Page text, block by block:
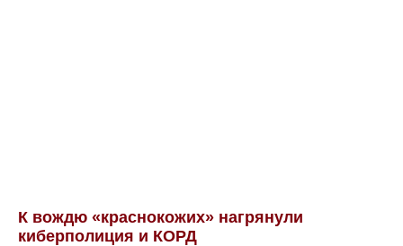
К вождю «краснокожих» нагрянули
киберполиция и КОРД